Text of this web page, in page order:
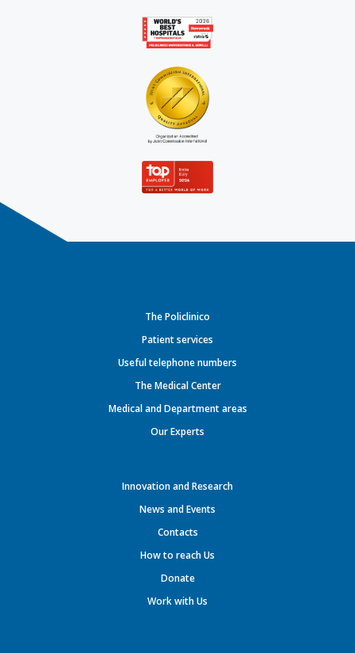
The Policlinico
Patient services
Useful telephone numbers
The Medical Center
Medical and Department areas
Our Experts
Innovation and Research
News and Events
Contacts
How to reach Us
Donate
Work with Us